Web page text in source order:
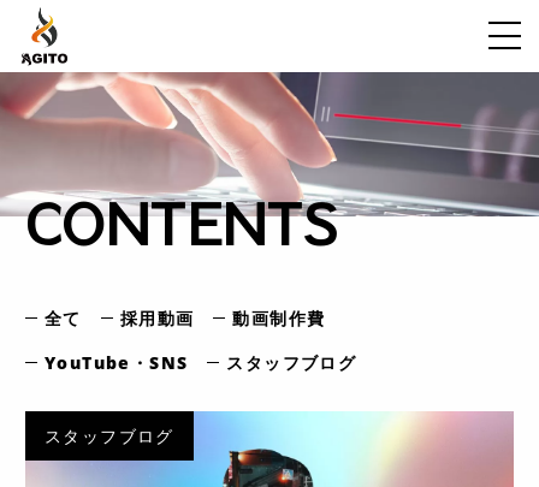
ABOUT
FLOW
GALLERY
FAQ
NEWS
CONTENTS
CONTENTS
全て 採用動画
動画制作費
YouTube・SNS
スタッフブログ
スタッフブログ